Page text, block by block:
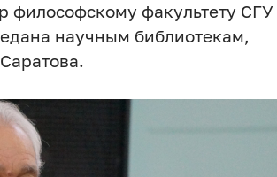
философскому факультету СГУ
научным библиотекам,